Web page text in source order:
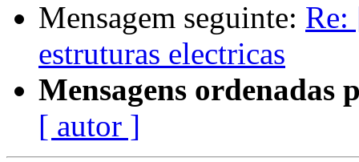
Mensagem seguinte: Re:
estruturas electricas
Mensagens ordenadas
[ autor ]